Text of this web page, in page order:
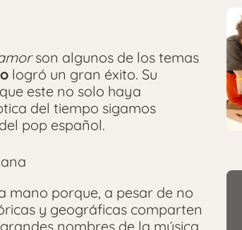
son algunos de los temas
logró un gran éxito. Su
este no solo haya
del tiempo sigamos
pop español.
mano porque, a pesar de no
y geográficas comparten
nombres de la música